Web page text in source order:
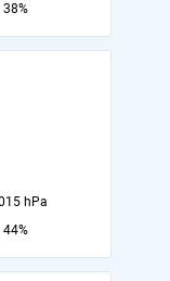
38%
hPa
44%